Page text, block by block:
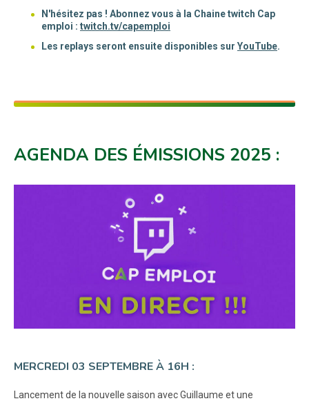
N'hésitez pas ! Abonnez vous à la Chaine twitch Cap
emploi : twitch.tv/capemploi
Les replays seront ensuite disponibles sur YouTube.
AGENDA DES ÉMISSIONS 2025 :
MERCREDI 03 SEPTEMBRE À 16H :
Lancement de la nouvelle saison avec Guillaume et une